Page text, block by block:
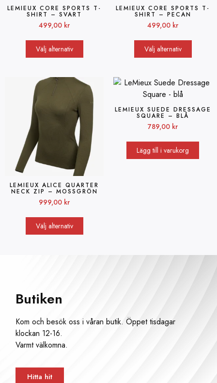
LEMIEUX CORE SPORTS T-
SHIRT – SVART
499,00 kr
Välj alternativ
LEMIEUX CORE SPORTS T-
SHIRT – PECAN
499,00 kr
Välj alternativ
LEMIEUX ALICE QUARTER
NECK ZIP – MOSSGRÖN
999,00 kr
Välj alternativ
LEMIEUX SUEDE DRESSAGE
SQUARE – BLÅ
789,00 kr
Lägg till i varukorg
Butiken
Kom och besök oss i våran butik. Öppet tisdagar
klockan 12-16.
Varmt välkomna.
Hitta hit